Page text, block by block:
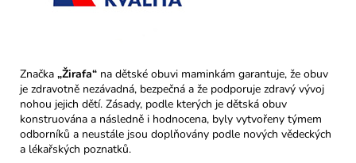
Značka „Žirafa“ na dětské obuvi maminkám garantuje, že obuv
je zdravotně nezávadná, bezpečná a že podporuje zdravý vývoj
nohou jejich dětí. Zásady, podle kterých je dětská obuv
konstruována a následně i hodnocena, byly vytvořeny týmem
odborníků a neustále jsou doplňovány podle nových vědeckých
a lékařských poznatků.